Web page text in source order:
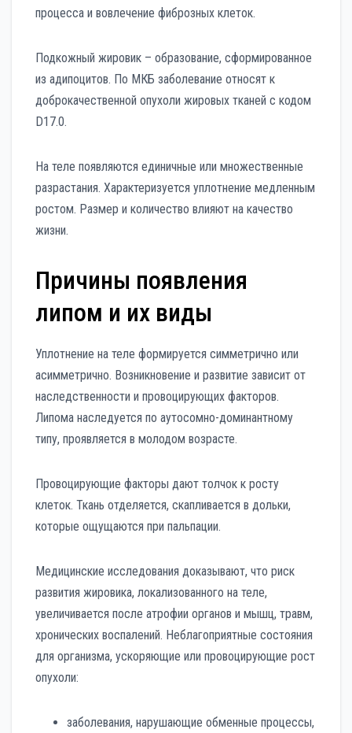
процесса и вовлечение фиброзных клеток.
Подкожный жировик – образование, сформированное
из адипоцитов. По МКБ заболевание относят к
доброкачественной опухоли жировых тканей с кодом
D17.0.
На теле появляются единичные или множественные
разрастания. Характеризуется уплотнение медленным
ростом. Размер и количество влияют на качество
жизни.
Причины появления
липом и их виды
Уплотнение на теле формируется симметрично или
асимметрично. Возникновение и развитие зависит от
наследственности и провоцирующих факторов.
Липома наследуется по аутосомно-доминантному
типу, проявляется в молодом возрасте.
Провоцирующие факторы дают толчок к росту
клеток. Ткань отделяется, скапливается в дольки,
которые ощущаются при пальпации.
Медицинские исследования доказывают, что риск
развития жировика, локализованного на теле,
увеличивается после атрофии органов и мышц, травм,
хронических воспалений. Неблагоприятные состояния
для организма, ускоряющие или провоцирующие рост
опухоли:
заболевания, нарушающие обменные процессы,